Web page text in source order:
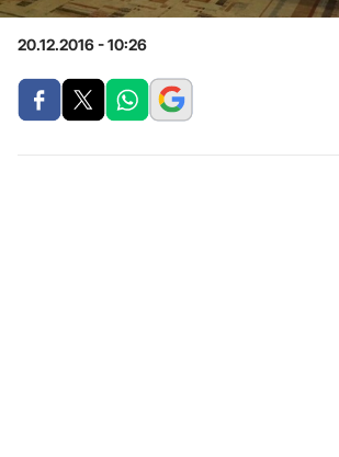
20.12.2016 - 10:26